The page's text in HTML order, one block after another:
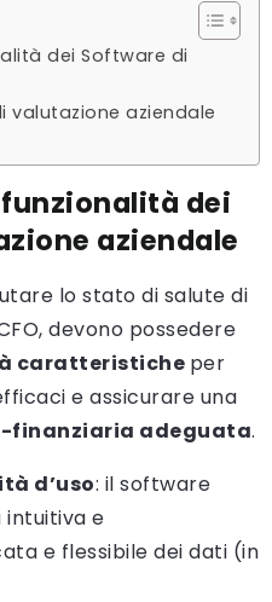
dei Software di
valutazione aziendale
dei
aziendale
lo stato di salute di
devono possedere
caratteristiche per
e assicurare una
finanziaria adeguata.
d’uso: il software
intuitiva e
e flessibile dei dati (in